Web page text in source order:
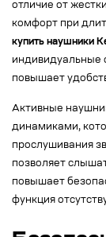
отличие от
комфорт при
купить наушники
индивидуальные
повышает
Активные
динамиками,
прослушивания
позволяет
повышает
функция